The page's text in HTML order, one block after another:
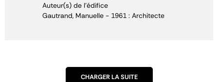
Auteur(s) de l'édifice
Gautrand, Manuelle - 1961 : Architecte
CHARGER LA SUITE